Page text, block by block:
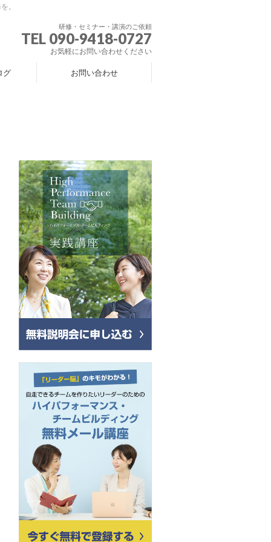
。
研修・セミナー・講演のご依頼
TEL 090-9418-0727
お気軽にお問い合わせください
グ お問い合わせ